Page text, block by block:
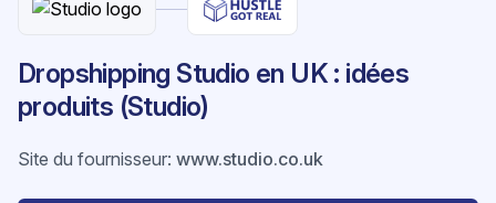
Dropshipping Studio en UK : idées
produits (Studio)
Site du fournisseur: www.studio.co.uk